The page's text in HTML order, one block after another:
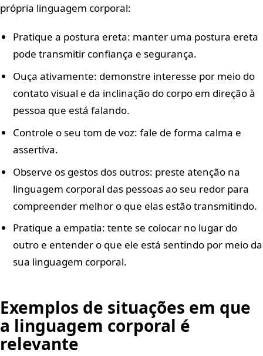
própria linguagem corporal:
Pratique a postura ereta: manter uma postura ereta
pode transmitir confiança e segurança.
Ouça ativamente: demonstre interesse por meio do
contato visual e da inclinação do corpo em direção à
pessoa que está falando.
Controle o seu tom de voz: fale de forma calma e
assertiva.
Observe os gestos dos outros: preste atenção na
linguagem corporal das pessoas ao seu redor para
compreender melhor o que elas estão transmitindo.
Pratique a empatia: tente se colocar no lugar do
outro e entender o que ele está sentindo por meio da
sua linguagem corporal.
Exemplos de situações em que
a linguagem corporal é
relevante